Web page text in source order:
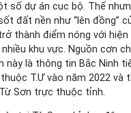
số dự án cục bộ. Thế
đất nền như “lên đồng”
thành điểm nóng với
khu vực. Nguồn cơn
này là thông tin Bắc Ninh
T.Ư vào năm 2022 và
Sơn trực thuộc tỉnh.